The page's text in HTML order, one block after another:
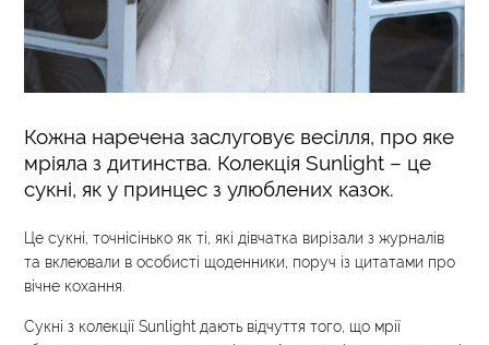
Кожна наречена заслуговує весілля, про яке
мріяла з дитинства. Колекція Sunlight – це
сукні, як у принцес з улюблених казок.
Це сукні, точнісінько як ті, які дівчатка вирізали з журналів
та вклеювали в особисті щоденники, поруч із цитатами про
вічне кохання.
Сукні з колекції Sunlight дають відчуття того, що мрії